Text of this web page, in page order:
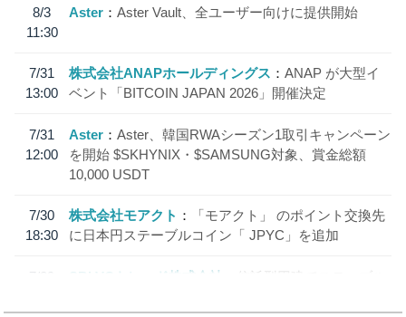
8/3
11:30
Aster Aster Vault、全ユーザー向けに提供開始
7/31
13:00
株式会社ANAPホールディングス
ANAP が大型イ
ベント「BITCOIN JAPAN 2026」開催決定
7/31
12:00
Aster
Aster、韓国RWAシーズン1取引キャンペーン
を開始 $SKHYNIX・$SAMSUNG対象、賞金総額
10,000 USDT
7/30
18:30
株式会社モアクト
「モアクト」 のポイント交換先
に日本円ステーブルコイン「 JPYC」を追加
7/29
SBI VCトレード株式会社
信託型円建てステーブル